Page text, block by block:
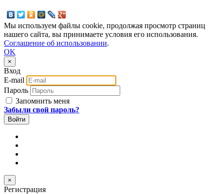
Мы используем файлы cookie, продолжая просмотр страниц
нашего сайта, вы принимаете условия его использования.
Соглашение об использовании.
OK
×
Вход
E-mail
Пароль
Запомнить меня
Забыли свой пароль?
×
Регистрация